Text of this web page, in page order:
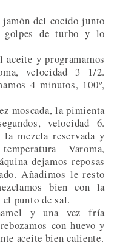
del cocido junto
golpes de turbo y lo
aceite y programamos
velocidad 3 1/2.
4 minutos, 100º,
moscada, la pimienta
velocidad 6.
la mezcla reservada y
Varoma,
dejamos reposas
Añadimos le resto
bien con la
punto de sal.
y una vez fría
con huevo y
aceite bien caliente.